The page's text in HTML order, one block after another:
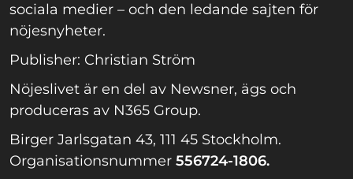
sociala medier – och den ledande sajten för
nöjesnyheter.
Publisher: Christian Ström
Nöjeslivet är en del av Newsner, ägs och
produceras av N365 Group.
Birger Jarlsgatan 43, 111 45 Stockholm.
Organisationsnummer 556724-1806.